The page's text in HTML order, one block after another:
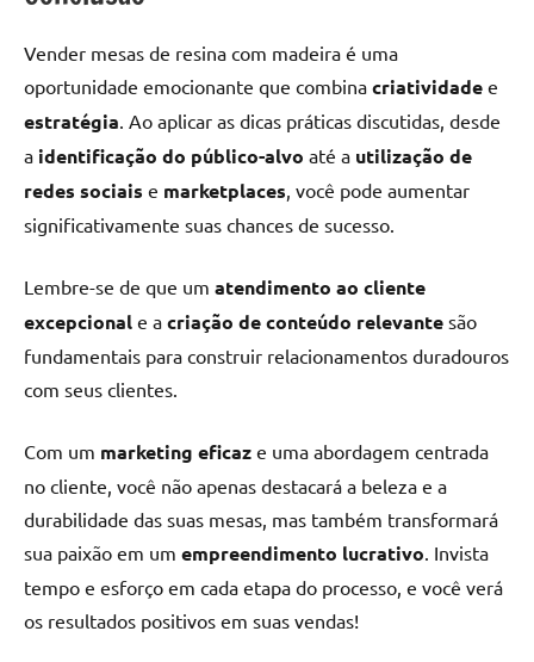
Vender mesas de resina com madeira é uma
oportunidade emocionante que combina criatividade e
estratégia . Ao aplicar as dicas práticas discutidas, desde
a identificação do público-alvo até a utilização de
redes sociais e marketplaces , você pode aumentar
significativamente suas chances de sucesso.
Lembre-se de que um atendimento ao cliente
excepcional e a criação de conteúdo relevante são
fundamentais para construir relacionamentos duradouros
com seus clientes.
Com um marketing eficaz e uma abordagem centrada
no cliente, você não apenas destacará a beleza e a
durabilidade das suas mesas, mas também transformará
sua paixão em um empreendimento lucrativo . Invista
tempo e esforço em cada etapa do processo, e você verá
os resultados positivos em suas vendas!